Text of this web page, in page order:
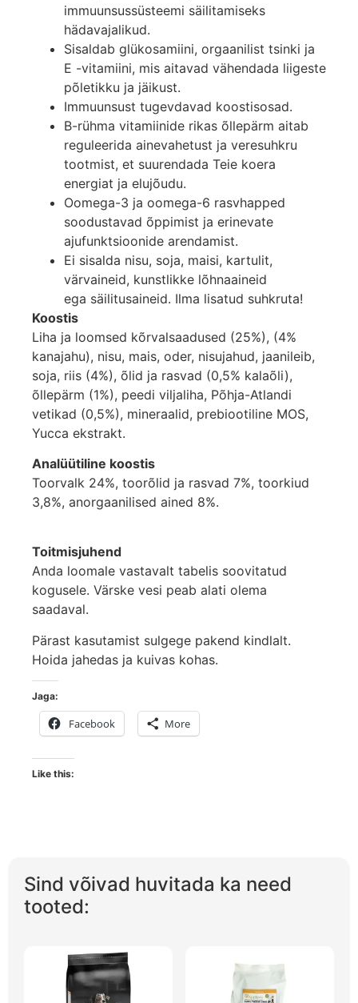
immuunsussüsteemi säilitamiseks
hädavajalikud.
Sisaldab glükosamiini, orgaanilist tsinki ja
E -vitamiini, mis aitavad vähendada liigeste
põletikku ja jäikust.
Immuunsust tugevdavad koostisosad.
B-rühma vitamiinide rikas õllepärm aitab
reguleerida ainevahetust ja veresuhkru
tootmist, et suurendada Teie koera
energiat ja elujõudu.
Oomega-3 ja oomega-6 rasvhapped
soodustavad õppimist ja erinevate
ajufunktsioonide arendamist.
Ei sisalda nisu, soja, maisi, kartulit,
värvaineid, kunstlikke lõhnaaineid
ega säilitusaineid. Ilma lisatud suhkruta!
Koostis
Liha ja loomsed kõrvalsaadused (25%), (4%
kanajahu), nisu, mais, oder, nisujahud, jaanileib,
soja, riis (4%), õlid ja rasvad (0,5% kalaõli),
õllepärm (1%), peedi viljaliha, Põhja-Atlandi
vetikad (0,5%), mineraalid, prebiootiline MOS,
Yucca ekstrakt.
Analüütiline koostis
Toorvalk 24%, toorõlid ja rasvad 7%, toorkiud
3,8%, anorgaanilised ained 8%.
Toitmisjuhend
Anda loomale vastavalt tabelis soovitatud
kogusele. Värske vesi peab alati olema
saadaval.
Pärast kasutamist sulgege pakend kindlalt.
Hoida jahedas ja kuivas kohas.
Jaga:
Facebook More
Like this:
Sind võivad huvitada ka need
tooted: